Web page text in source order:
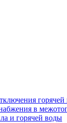
в
и горячей воды